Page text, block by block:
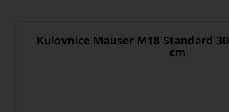
Kulovnice Mauser M18 Standard
cm